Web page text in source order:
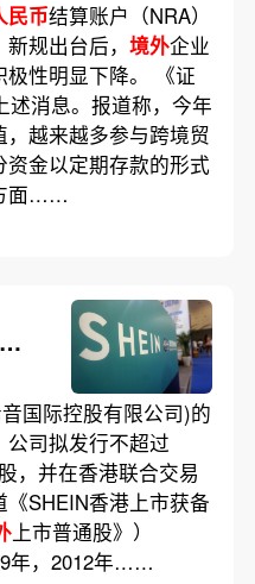
民币结算账户（NRA）
规出台后， 境外企业
性明显下降。 《证
述消息。报道称，今年
，越来越多参与跨境贸
金以定期存款的形式
面……
国际控股有限公司)的
司拟发行不超过
，并在香港联合交易
SHEIN香港上市获备
上市普通股》）
年，2012年……